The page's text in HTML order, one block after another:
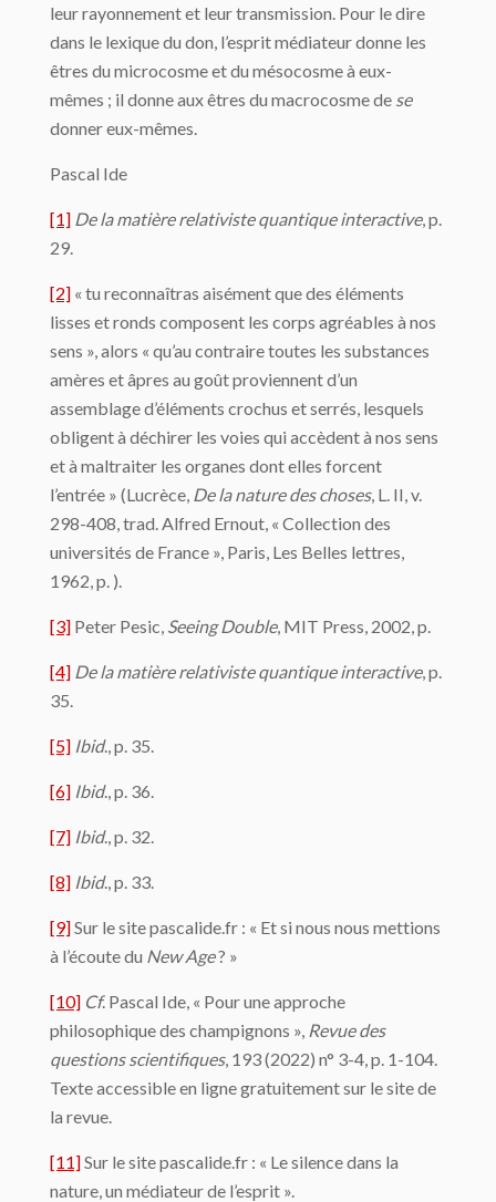
leur rayonnement et leur transmission. Pour le dire
dans le lexique du don, l’esprit médiateur donne les
êtres du microcosme et du mésocosme à eux-
mêmes ; il donne aux êtres du macrocosme de se
donner eux-mêmes.
Pascal Ide
[1] De la matière relativiste quantique interactive, p.
29.
[2] « tu reconnaîtras aisément que des éléments
lisses et ronds composent les corps agréables à nos
sens », alors « qu’au contraire toutes les substances
amères et âpres au goût proviennent d’un
assemblage d’éléments crochus et serrés, lesquels
obligent à déchirer les voies qui accèdent à nos sens
et à maltraiter les organes dont elles forcent
l’entrée » (Lucrèce, De la nature des choses, L. II, v.
298-408, trad. Alfred Ernout, « Collection des
universités de France », Paris, Les Belles lettres,
1962, p. ).
[3] Peter Pesic, Seeing Double, MIT Press, 2002, p.
[4] De la matière relativiste quantique interactive, p.
35.
[5] Ibid., p. 35.
[6] Ibid., p. 36.
[7] Ibid., p. 32.
[8] Ibid., p. 33.
[9]Sur le site pascalide.fr : « Et si nous nous mettions
à l’écoute du New Age? »
[10] Cf. Pascal Ide, « Pour une approche
philosophique des champignons », Revue des
questions scientifiques, 193 (2022) n° 3-4, p. 1-104.
Texte accessible en ligne gratuitement sur le site de
la revue.
[11]Sur le site pascalide.fr : « Le silence dans la
nature, un médiateur de l’esprit ».